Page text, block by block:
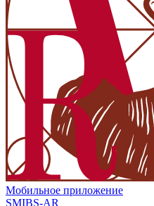
Мобильное приложение
SMIBS-AR